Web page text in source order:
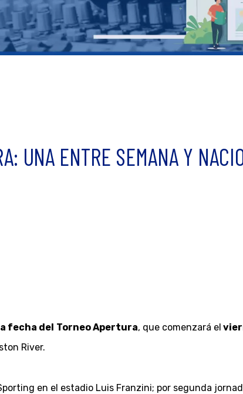
UNA ENTRE SEMANA Y
fecha del Torneo Apertura, que comenzará el
River.
en el estadio Luis Franzini; por segunda